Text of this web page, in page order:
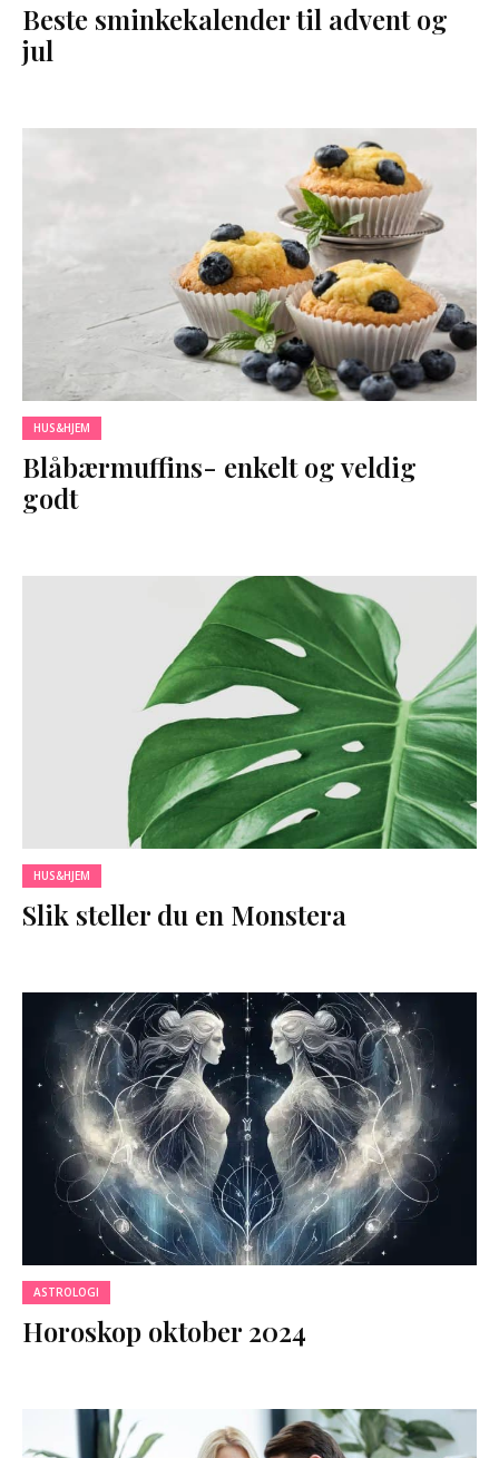
Beste sminkekalender til advent og
jul
HUS&HJEM
Blåbærmuffins- enkelt og veldig
godt
HUS&HJEM
Slik steller du en Monstera
ASTROLOGI
Horoskop oktober 2024